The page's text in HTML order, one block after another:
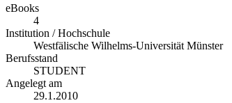
eBooks
4
Institution / Hochschule
Westfälische Wilhelms-Universität Münster
Berufsstand
STUDENT
Angelegt am
29.1.2010